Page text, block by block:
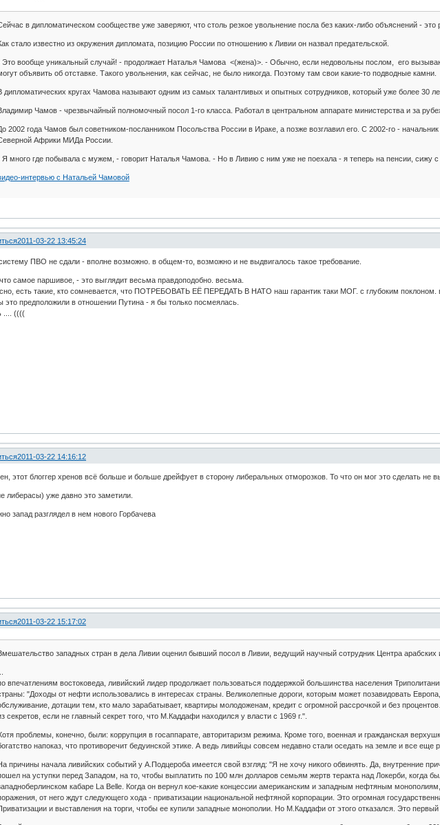
в дипломатическом сообществе уже заверяют, что столь резкое увольнение посла без каких-либо объяснений - это
стало известно из окружения дипломата, позицию России по отношению к Ливии он назвал предательской.
Это вообще уникальный случай! - продолжает Наталья Чамова <(жена)>. - Обычно, если недовольны послом, его
объявить об отставке. Такого увольнения, как сейчас, не было никогда. Поэтому там свои какие-то подводные камни.
дипломатических кругах Чамова называют одним из самых талантливых и опытных сотрудников, который уже более 30
Чамов - чрезвычайный полномочный посол 1-го класса. Работал в центральном аппарате министерства и за
2002 года Чамов был советником-посланником Посольства России в Ираке, а позже возглавил его. С 2002-го -
Африки МИДа России.
Я много где побывала с мужем, - говорит Наталья Чамова. - Но в Ливию с ним уже не поехала - я теперь на пенсии, сижу с
интервью с Натальей Чамовой
2011-03-22 13:45:24
ПВО не сдали - вполне возможно. в общем-то, возможно и не выдвигалось такое требование.
самое паршивое, - это выглядит весьма правдоподобно. весьма.
есть такие, кто сомневается, что ПОТРЕБОВАТЬ ЕЁ ПЕРЕДАТЬ В НАТО наш гарантик таки МОГ. с глубоким поклоном.
это предположили в отношении Путина - я бы только посмеялась.
.... ((((
2011-03-22 14:16:12
этот блоггер хренов всё больше и больше дрейфует в сторону либеральных отморозков. То что он мог это сделать не
либерасы) уже давно это заметили.
запад разглядел в нем нового Горбачева
2011-03-22 15:17:02
западных стран в дела Ливии оценил бывший посол в Ливии, ведущий научный сотрудник Центра арабских
впечатлениям востоковеда, ливийский лидер продолжает пользоваться поддержкой большинства населения
"Доходы от нефти использовались в интересах страны. Великолепные дороги, которым может позавидовать
дотации тем, кто мало зарабатывает, квартиры молодоженам, кредит с огромной рассрочкой и без
секретов, если не главный секрет того, что М.Каддафи находился у власти с 1969 г.".
проблемы, конечно, были: коррупция в госаппарате, авторитаризм режима. Кроме того, военная и гражданская
напоказ, что противоречит бедуинской этике. А ведь ливийцы совсем недавно стали оседать на земле и все еще
причины начала ливийских событий у А.Подцероба имеется свой взгляд: "Я не хочу никого обвинять. Да, внутренние
на уступки перед Западом, на то, чтобы выплатить по 100 млн долларов семьям жертв теракта над Локерби, когда
кабаре Lа Belle. Когда он вернул кое-какие концессии американским и западным нефтяным
от него ждут следующего хода - приватизации национальной нефтяной корпорации. Это огромная
и выставления на торги, чтобы ее купили западные монополии. Но М.Каддафи от этого отказался. Это